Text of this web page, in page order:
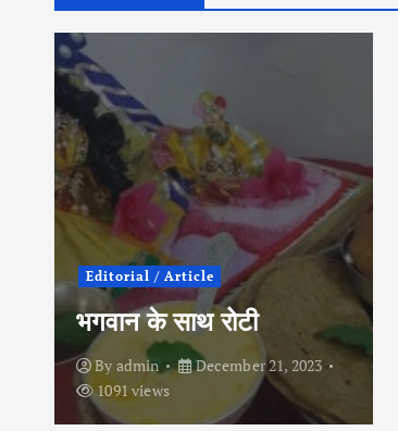
Editorial / Article
भगवान के साथ रोटी
By admin
December 21, 2023
1091 views